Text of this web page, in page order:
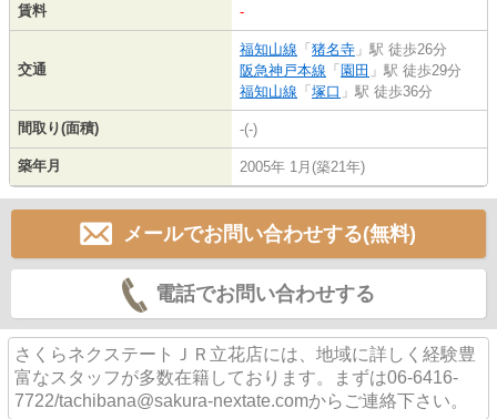
賃料 -
交通
福知山線 「 猪名寺 」駅 徒歩26分
阪急神戸本線 「 園田 」駅 徒歩29分
福知山線 「 塚口 」駅 徒歩36分
間取り(面積) -(-)
築年月 2005年 1月(築21年)
メールでお問い合わせする(無料)
電話でお問い合わせする
さくらネクステートＪＲ立花店には、地域に詳しく経験豊
富なスタッフが多数在籍しております。まずは06-6416-
7722/tachibana@sakura-nextate.comからご連絡下さい。